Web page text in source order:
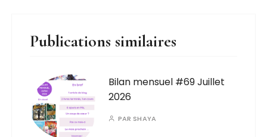
Publications similaires
Bilan mensuel #69 Juillet
2026
PAR SHAYA